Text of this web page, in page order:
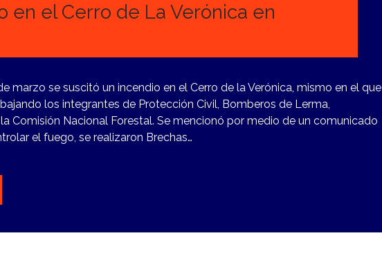
en el Cerro de La Verónica en
marzo se suscitó un incendio en el Cerro de la Verónica, mismo en el que
los integrantes de Protección Civil, Bomberos de Lerma,
Comisión Nacional Forestal. Se mencionó por medio de un comunicado
el fuego, se realizaron Brechas…